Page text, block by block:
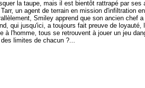
la taupe, mais il est bientôt rattrapé par
un agent de terrain en mission d'infiltration
Smiley apprend que son ancien chef
qui jusqu'ici, a toujours fait preuve de
l'homme, tous se retrouvent à jouer un jeu
limites de chacun ?...